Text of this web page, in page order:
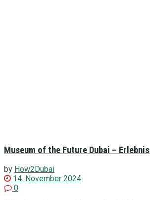
Museum of the Future Dubai –
by How2Dubai
14. November 2024
0